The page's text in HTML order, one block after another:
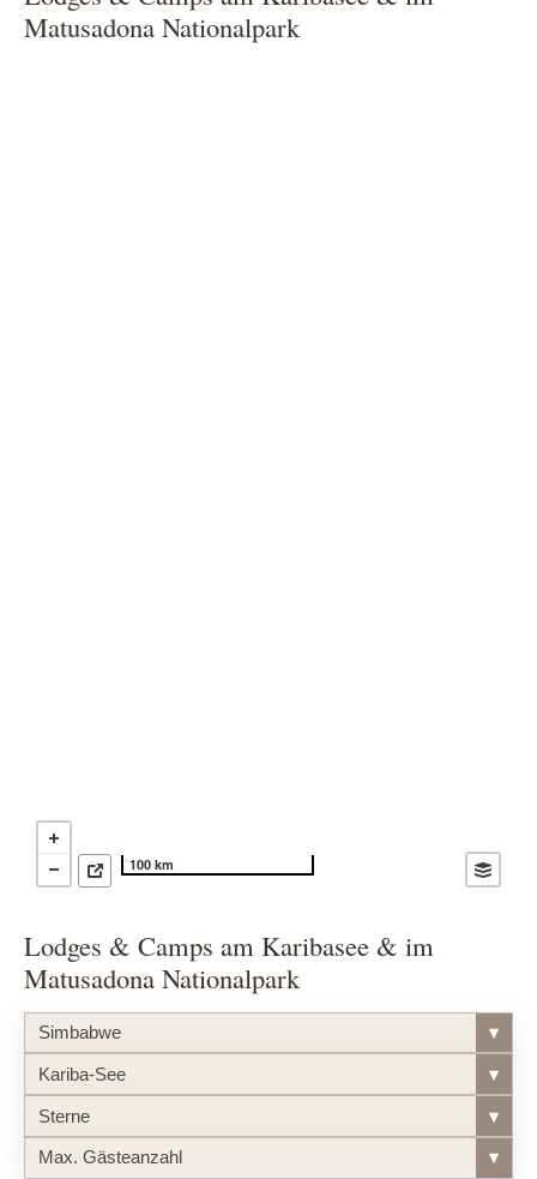
Matusadona Nationalpark
100 km
Lodges & Camps am Karibasee & im
Matusadona Nationalpark
Simbabwe ▾
Kariba-See ▾
Sterne ▾
Max. Gästeanzahl ▾